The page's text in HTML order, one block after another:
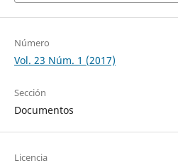
Número
Vol. 23 Núm. 1 (2017)
Sección
Documentos
Licencia